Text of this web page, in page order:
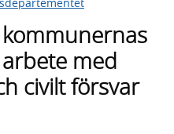
med
civilt försvar